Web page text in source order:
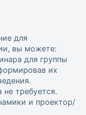
для
вы можете:
для группы
их
не требуется.
и проектор/